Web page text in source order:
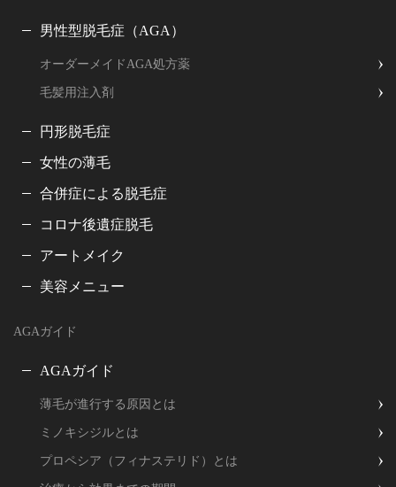
男性型脱毛症（AGA）
オーダーメイドAGA処方薬
毛髪用注入剤
円形脱毛症
女性の薄毛
合併症による脱毛症
コロナ後遺症脱毛
アートメイク
美容メニュー
AGAガイド
AGAガイド
薄毛が進行する原因とは
ミノキシジルとは
プロペシア（フィナステリド）とは